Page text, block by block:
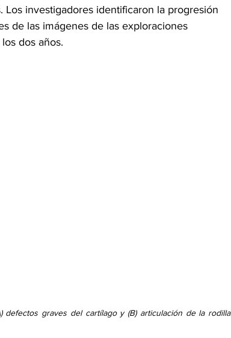
investigadores identificaron la progresión
de las imágenes de las exploraciones
dos años.
graves del cartílago y (B) articulación de la rodilla